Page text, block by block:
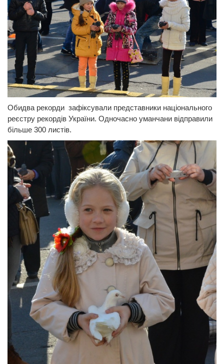
Обидва рекорди зафіксували представники національного
реєстру рекордів України. Одночасно уманчани відправили
більше 300 листів.